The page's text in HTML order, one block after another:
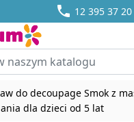
 12 395 37 20
DOSTAWA OD

breadcrumbs
do decoupage Smok z
dla dzieci od 5 lat